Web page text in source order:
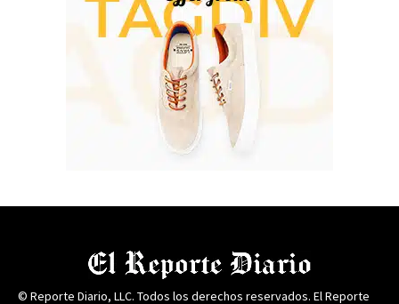
© Reporte Diario, LLC. Todos los derechos reservados. El Reporte